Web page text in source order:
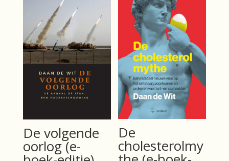
De volgende
oorlog (e-
De
cholesterolmy